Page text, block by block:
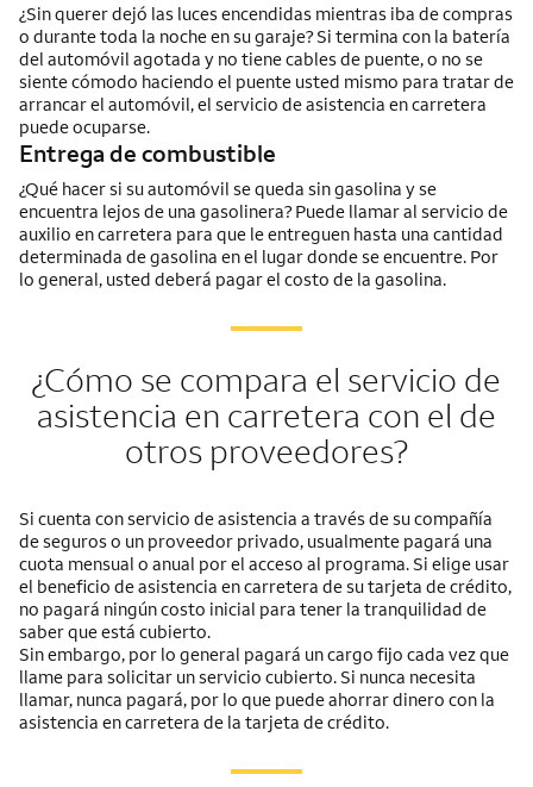
¿Sin querer dejó las luces encendidas mientras iba de compras
o durante toda la noche en su garaje? Si termina con la batería
del automóvil agotada y no tiene cables de puente, o no se
siente cómodo haciendo el puente usted mismo para tratar de
arrancar el automóvil, el servicio de asistencia en carretera
puede ocuparse.
Entrega de combustible
¿Qué hacer si su automóvil se queda sin gasolina y se
encuentra lejos de una gasolinera? Puede llamar al servicio de
auxilio en carretera para que le entreguen hasta una cantidad
determinada de gasolina en el lugar donde se encuentre. Por
lo general, usted deberá pagar el costo de la gasolina.
¿Cómo se compara el servicio de
asistencia en carretera con el de
otros proveedores?
Si cuenta con servicio de asistencia a través de su compañía
de seguros o un proveedor privado, usualmente pagará una
cuota mensual o anual por el acceso al programa. Si elige usar
el beneficio de asistencia en carretera de su tarjeta de crédito,
no pagará ningún costo inicial para tener la tranquilidad de
saber que está cubierto.
Sin embargo, por lo general pagará un cargo fijo cada vez que
llame para solicitar un servicio cubierto. Si nunca necesita
llamar, nunca pagará, por lo que puede ahorrar dinero con la
asistencia en carretera de la tarjeta de crédito.